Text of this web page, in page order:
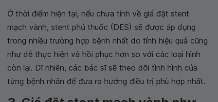
Ở thời điểm hiện tại, nếu chưa tính về giá đặt stent
mạch vành, stent phủ thuốc (DES) sẽ được áp dụng
trong nhiều trường hợp bệnh nhất do tính hiệu quả cũng
như dễ thực hiện và hồi phục hơn so với các loại hình
còn lại. Dĩ nhiên, các bác sĩ sẽ theo dõi tình hình của
từng bệnh nhân để đưa ra hướng điều trị phù hợp nhất.